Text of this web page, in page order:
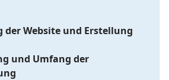
der Website und Erstellung
und Umfang der